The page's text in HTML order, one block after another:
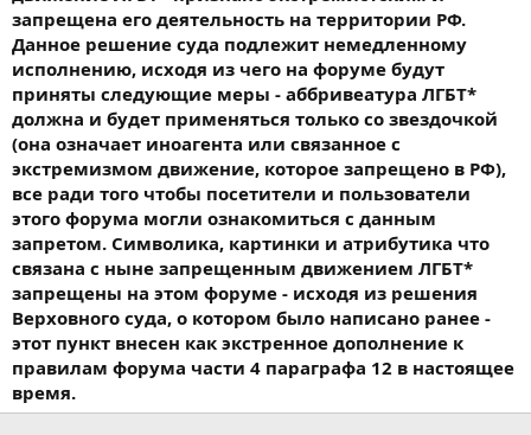
запрещена его деятельность на территории РФ.
Данное решение суда подлежит немедленному
исполнению, исходя из чего на форуме будут
приняты следующие меры - аббривеатура ЛГБТ*
должна и будет применяться только со звездочкой
(она означает иноагента или связанное с
экстремизмом движение, которое запрещено в РФ),
все ради того чтобы посетители и пользователи
этого форума могли ознакомиться с данным
запретом. Символика, картинки и атрибутика что
связана с ныне запрещенным движением ЛГБТ*
запрещены на этом форуме - исходя из решения
Верховного суда, о котором было написано ранее -
этот пункт внесен как экстренное дополнение к
правилам форума части 4 параграфа 12 в настоящее
время.